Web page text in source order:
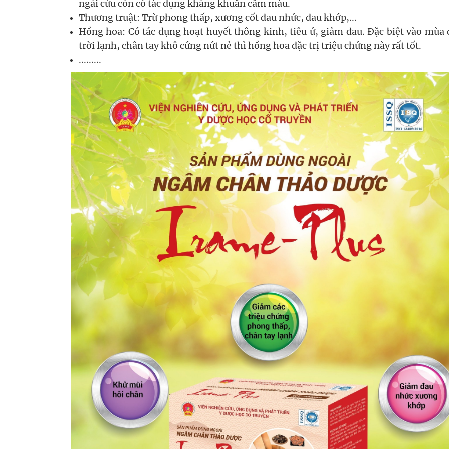
ngải cứu còn có tác dụng kháng khuẩn cầm máu.
Thương truật: Trừ phong thấp, xương cốt đau nhức, đau khớp,...
Hồng hoa: Có tác dụng hoạt huyết thông kinh, tiêu ứ, giảm đau. Đặc biệt vào mùa
trời lạnh, chân tay khô cứng nứt nẻ thì hồng hoa đặc trị triệu chứng này rất tốt.
.........